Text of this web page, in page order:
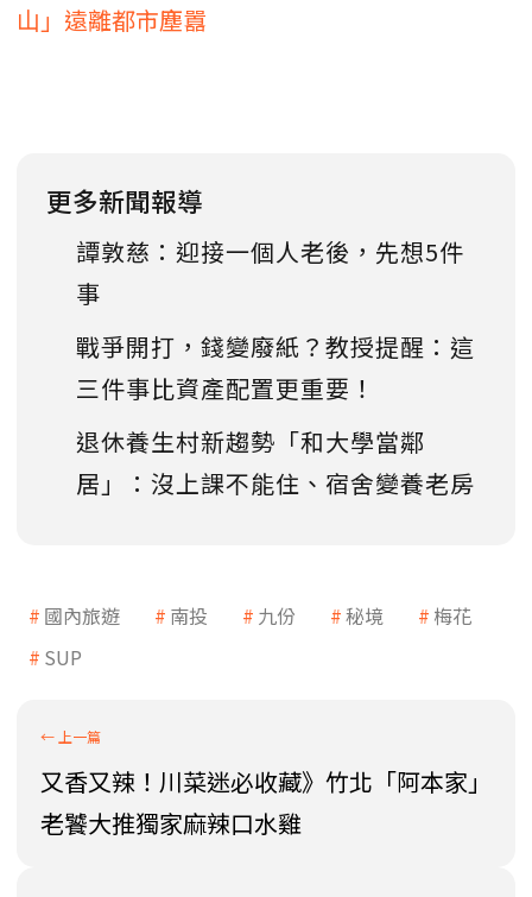
山」遠離都市塵囂
更多新聞報導
譚敦慈：迎接一個人老後，先想5件
事
戰爭開打，錢變廢紙？教授提醒：這
三件事比資產配置更重要！
退休養生村新趨勢「和大學當鄰
居」：沒上課不能住、宿舍變養老房
國內旅遊 南投 九份 秘境
梅花
SUP
又香又辣！川菜迷必收藏》竹北「阿本家」
老饕大推獨家麻辣口水雞